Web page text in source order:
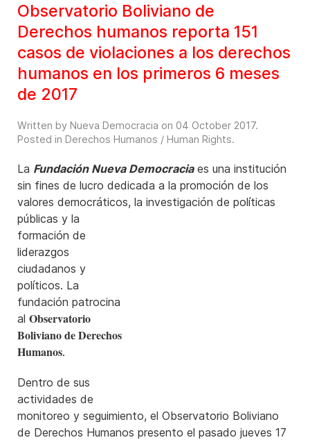
Observatorio Boliviano de
Derechos humanos reporta 151
casos de violaciones a los derechos
humanos en los primeros 6 meses
de 2017
Written by Nueva Democracia on 04 October 2017.
Posted in Derechos Humanos / Human Rights.
La Fundación Nueva Democraciaes una institución
sin fines de lucro dedicada a la promoción de los
valores democráticos, la investigación de políticas
públicas y la
formación de
liderazgos
ciudadanos y
políticos. La
fundación patrocina
al Observatorio
Boliviano de Derechos
Humanos.
Dentro de sus
actividades de
monitoreo y seguimiento, el Observatorio Boliviano
de Derechos Humanos presento el pasado jueves 17